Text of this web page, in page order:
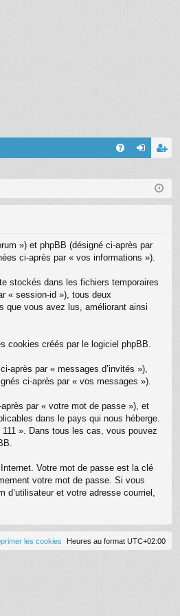
nr
») et phpBB (désigné ci-après par
ci-après par « vos informations »).
stockés dans les fichiers temporaires
« session-id »), tous deux
que vous avez lus, améliorant ainsi
cookies créés par le logiciel phpBB.
après par « messages d’invités »),
ci-après par « vos messages »).
par « votre mot de passe »), et
dans le pays qui nous héberge.
». Dans tous les cas, vous pouvez
Votre mot de passe est la clé
votre mot de passe. Si vous
et votre adresse courriel,
Heures au format UTC+02:00
les cookies